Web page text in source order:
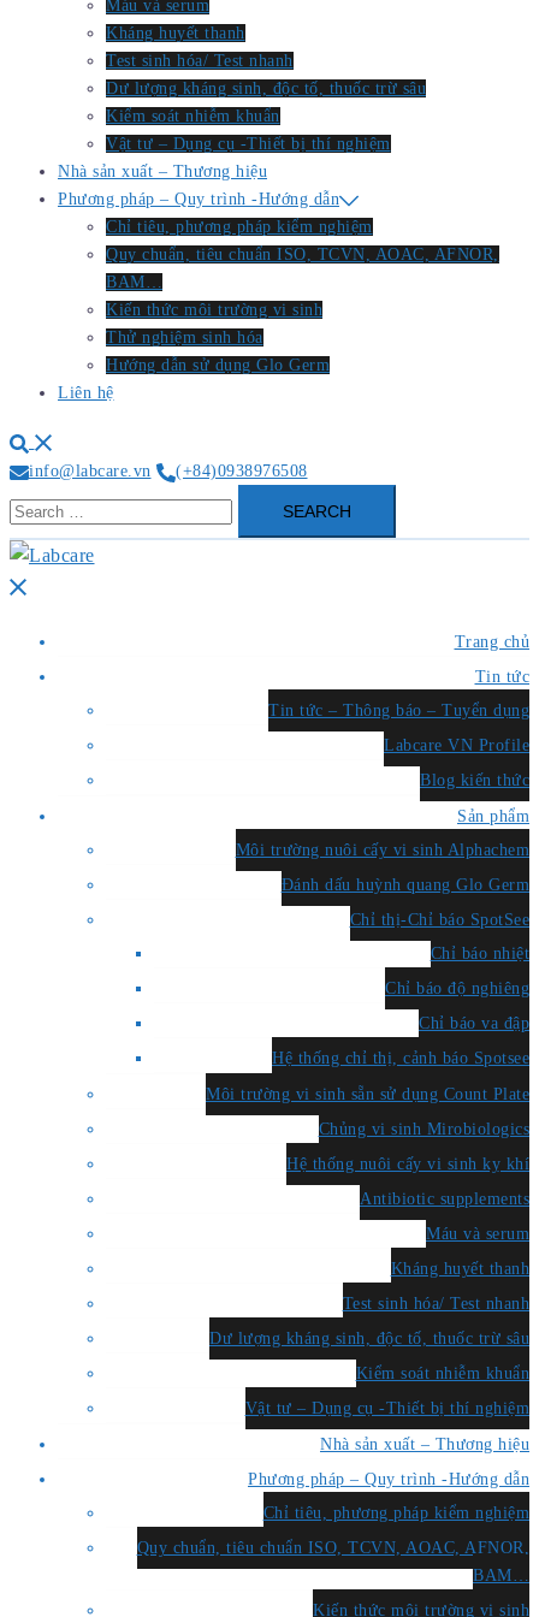
Máu và serum
Kháng huyết thanh
Test sinh hóa/ Test nhanh
Dư lượng kháng sinh, độc tố, thuốc trừ sâu
Kiểm soát nhiễm khuẩn
Vật tư – Dụng cụ -Thiết bị thí nghiệm
Nhà sản xuất – Thương hiệu
Phương pháp – Quy trình -Hướng dẫn
Chỉ tiêu, phương pháp kiểm nghiệm
Quy chuẩn, tiêu chuẩn ISO, TCVN, AOAC, AFNOR,
BAM…
Kiến thức môi trường vi sinh
Thử nghiệm sinh hóa
Hướng dẫn sử dụng Glo Germ
Liên hệ
Search
info@labcare.vn
(+84)0938976508
Search
for:
Close
Trang chủ
Tin tức
Tin tức – Thông báo – Tuyển dụng
Labcare VN Profile
Blog kiến thức
Sản phẩm
Môi trường nuôi cấy vi sinh Alphachem
Đánh dấu huỳnh quang Glo Germ
Chỉ thị-Chỉ báo SpotSee
Chỉ báo nhiệt
Chỉ báo độ nghiêng
Chỉ báo va đập
Hệ thống chỉ thị, cảnh báo Spotsee
Môi trường vi sinh sẵn sử dụng Count Plate
Chủng vi sinh Mirobiologics
Hệ thống nuôi cấy vi sinh kỵ khí
Antibiotic supplements
Máu và serum
Kháng huyết thanh
Test sinh hóa/ Test nhanh
Dư lượng kháng sinh, độc tố, thuốc trừ sâu
Kiểm soát nhiễm khuẩn
Vật tư – Dụng cụ -Thiết bị thí nghiệm
Nhà sản xuất – Thương hiệu
Phương pháp – Quy trình -Hướng dẫn
Chỉ tiêu, phương pháp kiểm nghiệm
Quy chuẩn, tiêu chuẩn ISO, TCVN, AOAC, AFNOR,
BAM…
Kiến thức môi trường vi sinh